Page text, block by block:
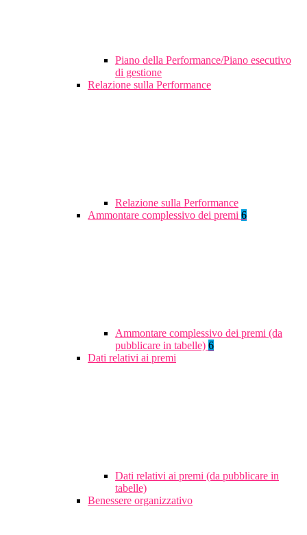
Piano della Performance/Piano esecutivo
di gestione
Relazione sulla Performance
Relazione sulla Performance
Ammontare complessivo dei premi 6
Ammontare complessivo dei premi (da
pubblicare in tabelle) 6
Dati relativi ai premi
Dati relativi ai premi (da pubblicare in
tabelle)
Benessere organizzativo